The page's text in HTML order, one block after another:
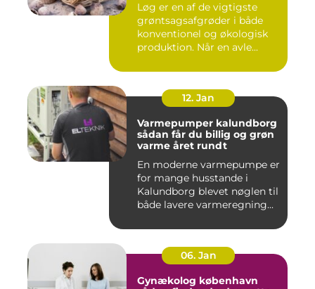
Løg er en af de vigtigste
grøntsagsafgrøder i både
konventionel og økologisk
produktion. Når en avle...
12. Jan
Varmepumper kalundborg
sådan får du billig og grøn
varme året rundt
En moderne varmepumpe er
for mange husstande i
Kalundborg blevet nøglen til
både lavere varmeregning...
06. Jan
Gynækolog københavn